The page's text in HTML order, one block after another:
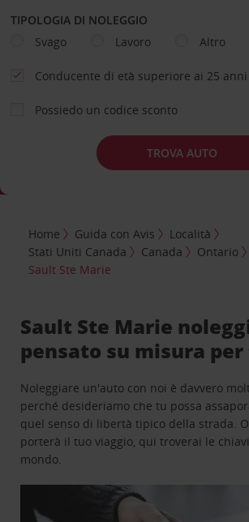
TIPOLOGIA DI NOLEGGIO
Svago
Lavoro Altro
Conducente di età superiore ai 25 anni
Possiedo un codice sconto
TROVA AUTO
Home Guida con Avis
Località
Stati Uniti Canada
Canada
Ontario
Sault Ste Marie
Sault Ste Marie
pensato su misura per
Noleggiare un'auto con noi è davvero
perché desideriamo che tu possa
quel senso di libertà tipico della strada.
porterà il tuo viaggio, qui troverai le
mondo.